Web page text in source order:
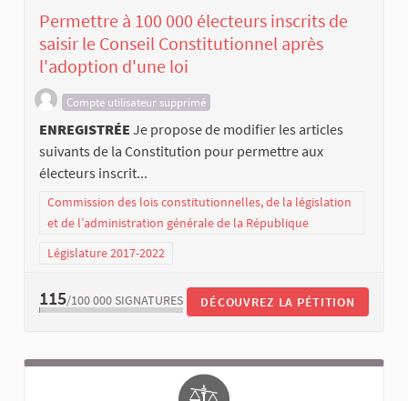
Permettre à 100 000 électeurs inscrits de
saisir le Conseil Constitutionnel après
l'adoption d'une loi
Compte utilisateur supprimé
ENREGISTRÉE Je propose de modifier les articles
suivants de la Constitution pour permettre aux
électeurs inscrit...
Commission des lois constitutionnelles, de la législation
et de l’administration générale de la République
Législature 2017-2022
115/100 000 SIGNATURES DÉCOUVREZ LA PÉTITION